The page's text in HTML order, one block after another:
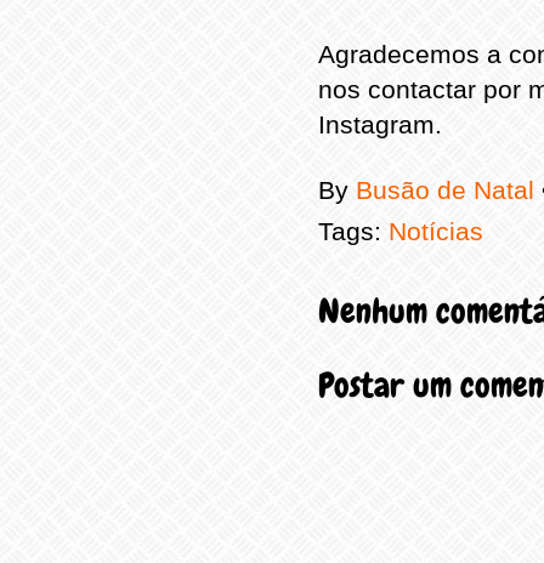
Agradecemos a
nos contactar por
Instagram.
By Busão de Natal
Tags: Notícias
Nenhum
Postar um